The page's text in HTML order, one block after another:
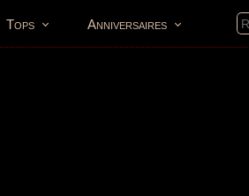
Tops Anniversaires